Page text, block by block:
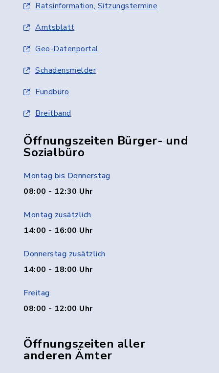
Ratsinformation, Sitzungstermine
Amtsblatt
Geo-Datenportal
Schadensmelder
Fundbüro
Breitband
Öffnungszeiten Bürger- und
Sozialbüro
Montag bis Donnerstag
08:00 - 12:30 Uhr
Montag zusätzlich
14:00 - 16:00 Uhr
Donnerstag zusätzlich
14:00 - 18:00 Uhr
Freitag
08:00 - 12:00 Uhr
Öffnungszeiten aller
anderen Ämter